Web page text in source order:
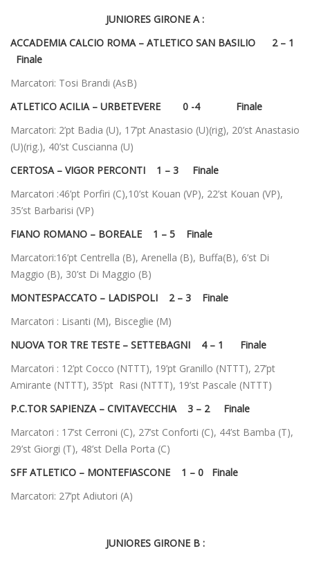
JUNIORES GIRONE A :
ACCADEMIA CALCIO ROMA – ATLETICO SAN BASILIO 2 – 1
Finale
Marcatori: Tosi Brandi (AsB)
ATLETICO ACILIA – URBETEVERE 0 -4 Finale
Marcatori: 2’pt Badia (U), 17’pt Anastasio (U)(rig), 20’st Anastasio
(U)(rig.), 40’st Cuscianna (U)
CERTOSA – VIGOR PERCONTI 1 – 3 Finale
Marcatori :46’pt Porfiri (C),10’st Kouan (VP), 22’st Kouan (VP),
35’st Barbarisi (VP)
FIANO ROMANO – BOREALE 1 – 5 Finale
Marcatori:16’pt Centrella (B), Arenella (B), Buffa(B), 6’st Di
Maggio (B), 30’st Di Maggio (B)
MONTESPACCATO – LADISPOLI 2 – 3 Finale
Marcatori : Lisanti (M), Bisceglie (M)
NUOVA TOR TRE TESTE – SETTEBAGNI 4 – 1 Finale
Marcatori : 12’pt Cocco (NTTT), 19’pt Granillo (NTTT), 27’pt
Amirante (NTTT), 35’pt Rasi (NTTT), 19’st Pascale (NTTT)
P.C.TOR SAPIENZA – CIVITAVECCHIA 3 – 2 Finale
Marcatori : 17’st Cerroni (C), 27’st Conforti (C), 44’st Bamba (T),
29’st Giorgi (T), 48’st Della Porta (C)
SFF ATLETICO – MONTEFIASCONE 1 – 0 Finale
Marcatori: 27’pt Adiutori (A)
JUNIORES GIRONE B :